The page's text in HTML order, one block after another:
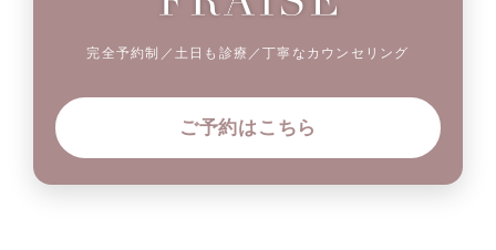
完全予約制／土日も診療／丁寧なカウンセリング
ご予約はこちら